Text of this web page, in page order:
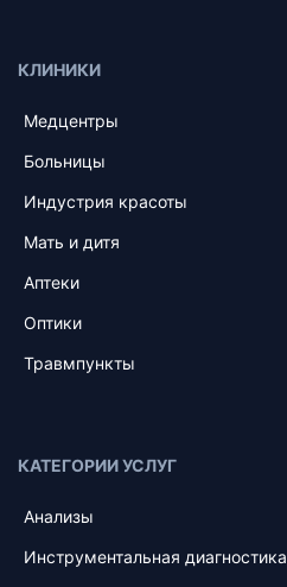
КЛИНИКИ
Медцентры
Больницы
Индустрия красоты
Мать и дитя
Аптеки
Оптики
Травмпункты
КАТЕГОРИИ УСЛУГ
Анализы
Инструментальная диагностика